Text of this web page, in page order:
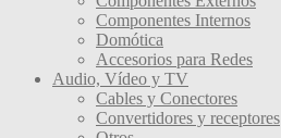
Componentes Internos
Domótica
Accesorios para Redes
Audio, Vídeo y TV
Cables y Conectores
Convertidores y receptores